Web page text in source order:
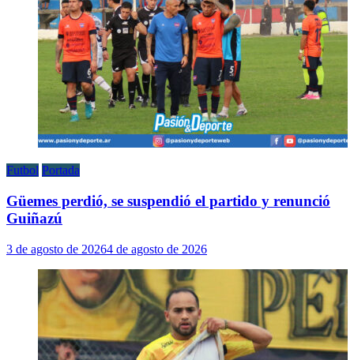
Futbol Portada
Güemes perdió, se suspendió el partido y renunció
Guiñazú
3 de agosto de 20264 de agosto de 2026